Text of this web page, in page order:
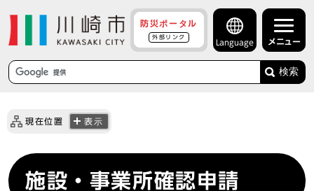
防災ポータル
外部リンク
Language メニュー
検索
現在位置 表示
施設・事業所確認申請